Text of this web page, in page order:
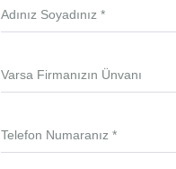
Adınız Soyadınız *
Varsa Firmanızın Ünvanı
Telefon Numaranız *